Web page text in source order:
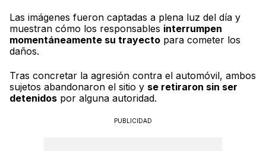
Las imágenes fueron captadas a plena luz del día y
muestran cómo los responsables interrumpen
momentáneamente su trayecto para cometer los
daños.
Tras concretar la agresión contra el automóvil, ambos
sujetos abandonaron el sitio y se retiraron sin ser
detenidos por alguna autoridad.
PUBLICIDAD